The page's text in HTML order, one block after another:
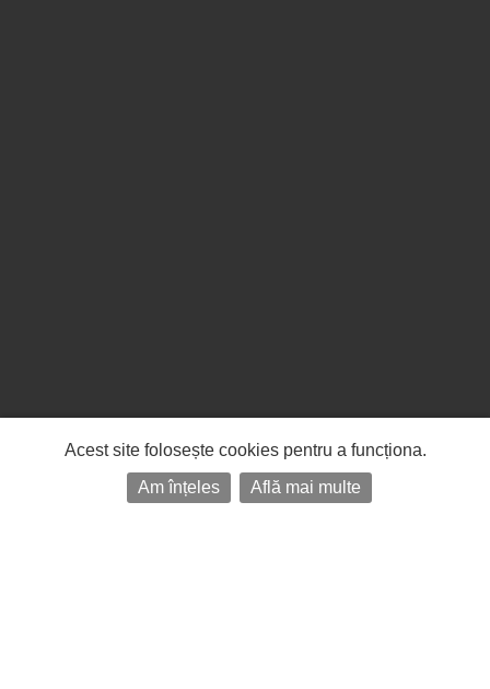
Acest site folosește cookies pentru a funcționa.
Am înțeles
Află mai multe